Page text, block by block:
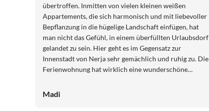
übertroffen. Inmitten von vielen kleinen weißen
Appartements, die sich harmonisch und mit liebevoller
Bepflanzung in die hügelige Landschaft einfügen, hat
man nicht das Gefühl, in einem überfüllten Urlaubsdorf
gelandet zu sein. Hier geht es im Gegensatz zur
Innenstadt von Nerja sehr gemächlich und ruhig zu. Die
Ferienwohnung hat wirklich eine wunderschöne
anzukommen. Täglich wird man hier mit neuen
Madi